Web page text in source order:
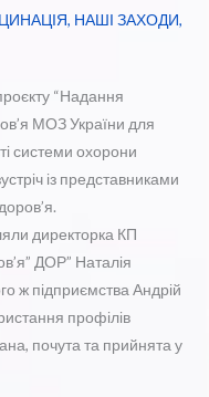
, НАШІ ЗАХОДИ,
“Надання
МОЗ України для
системи охорони
із представниками
директорка КП
ДОР” Наталія
ж підприємства Андрій
профілів
почута та прийнята у